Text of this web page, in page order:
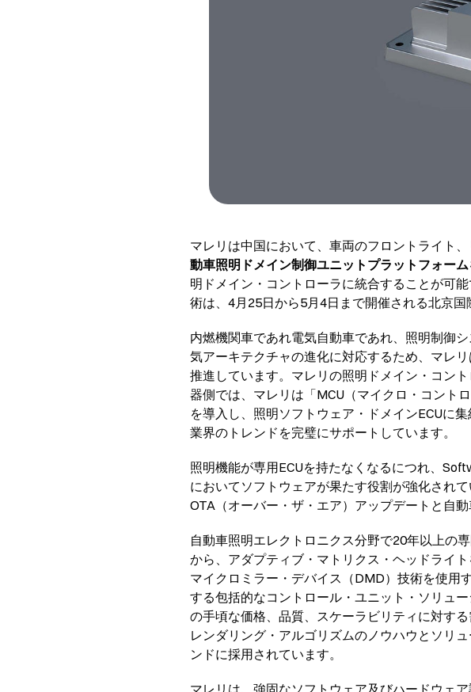
マレリは中国において、車両のフロントライト
動車照明ドメイン制御ユニットプラットフォーム
明ドメイン・コントローラに統合することが可
術は、4月25日から5月4日まで開催される北京
内燃機関車であれ電気自動車であれ、照明制御
気アーキテクチャの進化に対応するため、マレ
推進しています。マレリの照明ドメイン・コン
器側では、マレリは「MCU（マイクロ・コント
を導入し、照明ソフトウェア・ドメインECUに
業界のトレンドを完璧にサポートしています。
照明機能が専用ECUを持たなくなるにつれ、
においてソフトウェアが果たす役割が強化され
OTA（オーバー・ザ・エア）アップデートと自
自動車照明エレクトロニクス分野で20年以上の
から、アダプティブ・マトリクス・ヘッドライ
マイクロミラー・デバイス（DMD）技術を使用
する包括的なコントロール・ユニット・ソリュ
の手頃な価格、品質、スケーラビリティに対す
レンダリング・アルゴリズムのノウハウとソリ
ンドに採用されています。
マレリは、強固なソフトウェア及びハードウェ